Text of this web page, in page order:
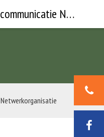
Netwerkorganisatie
Wij werken vanuit een communicatie Netwerkorganisatie